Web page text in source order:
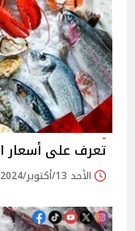
تعرف على أسعار
الأحد 13/أكتوبر/2024 - 09:22 ص